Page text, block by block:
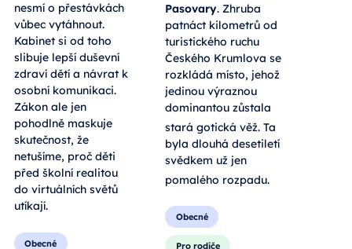
nesmí o přestávkách
vůbec vytáhnout.
Kabinet si od toho
slibuje lepší duševní
zdraví dětí a návrat k
osobní komunikaci.
Zákon ale jen
pohodlně maskuje
skutečnost, že
netušíme, proč děti
před školní realitou
do virtuálních světů
utíkají.
Obecné
Pasovary. Zhruba
patnáct kilometrů od
turistického ruchu
Českého Krumlova se
rozkládá místo, jehož
jedinou výraznou
dominantou zůstala
stará gotická věž. Ta
byla dlouhá desetiletí
svědkem už jen
pomalého rozpadu.
Obecné
Pro rodiče